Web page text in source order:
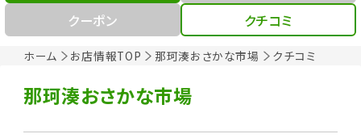
ホーム お店情報TOP 那珂湊おさかな市場 クチコミ
クーポン
クチコミ
那珂湊おさかな市場